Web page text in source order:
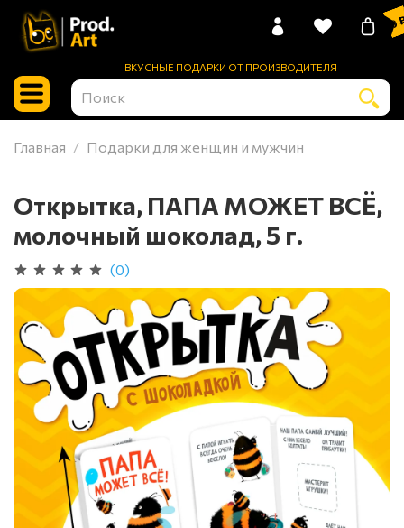
ВКУСНЫЕ ПОДАРКИ ОТ ПРОИЗВОДИТЕЛЯ
0
Главная Подарки для женщин и мужчин
Открытка, ПАПА МОЖЕТ ВСЁ,
молочный шоколад, 5 г.
(0)